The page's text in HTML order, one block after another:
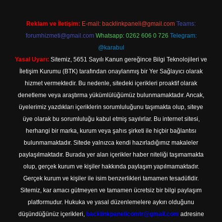
Reklam ve İletişim: E-mail: backlinkpaneli@gmail.com Teams:
forumhizmeti@gmail.com Whatsapp: 0262 606 0 726 Telegram:
@karabul
Yasal Uyarı: Sitemiz, 5651 Sayılı Kanun gereğince Bilgi Teknolojileri ve
İletişim Kurumu (BTK) tarafından onaylanmış bir Yer Sağlayıcı olarak
hizmet vermektedir. Bu nedenle, sitedeki içerikleri proaktif olarak
denetleme veya araştırma yükümlülüğümüz bulunmamaktadır. Ancak,
üyelerimiz yazdıkları içeriklerin sorumluluğunu taşımakta olup, siteye
üye olarak bu sorumluluğu kabul etmiş sayılırlar. Bu internet sitesi,
herhangi bir marka, kurum veya şahıs şirketi ile hiçbir bağlantısı
bulunmamaktadır. Sitede yalnızca kendi hazırladığımız makaleler
paylaşılmaktadır. Burada yer alan içerikler haber niteliği taşımamakta
olup, gerçek kurum ve kişiler hakkında paylaşım yapılmamaktadır.
Gerçek kurum ve kişiler ile isim benzerlikleri tamamen tesadüfidir.
Sitemiz, kar amacı gütmeyen ve tamamen ücretsiz bir bilgi paylaşım
platformudur. Hukuka ve yasal düzenlemelere aykırı olduğunu
düşündüğünüz içerikleri, backlinkpanelicomtr@gmail.com adresine